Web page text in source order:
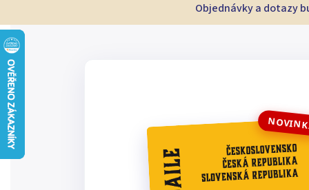
Objednávky a dotazy